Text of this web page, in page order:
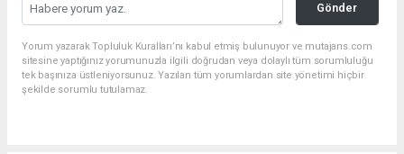
Gönder
Yorum yazarak Topluluk Kuralları’nı kabul etmiş bulunuyor ve mutajans.com
sitesine yaptığınız yorumunuzla ilgili doğrudan veya dolaylı tüm sorumluluğu
tek başınıza üstleniyorsunuz. Yazılan tüm yorumlardan site yönetimi hiçbir
şekilde sorumlu tutulamaz.